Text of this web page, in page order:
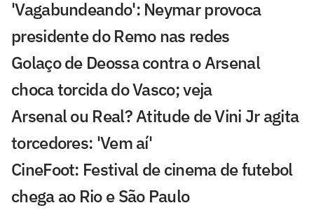
'Vagabundeando': Neymar provoca
presidente do Remo nas redes
Golaço de Deossa contra o Arsenal
choca torcida do Vasco; veja
Arsenal ou Real? Atitude de Vini Jr agita
torcedores: 'Vem aí'
CineFoot: Festival de cinema de futebol
chega ao Rio e São Paulo